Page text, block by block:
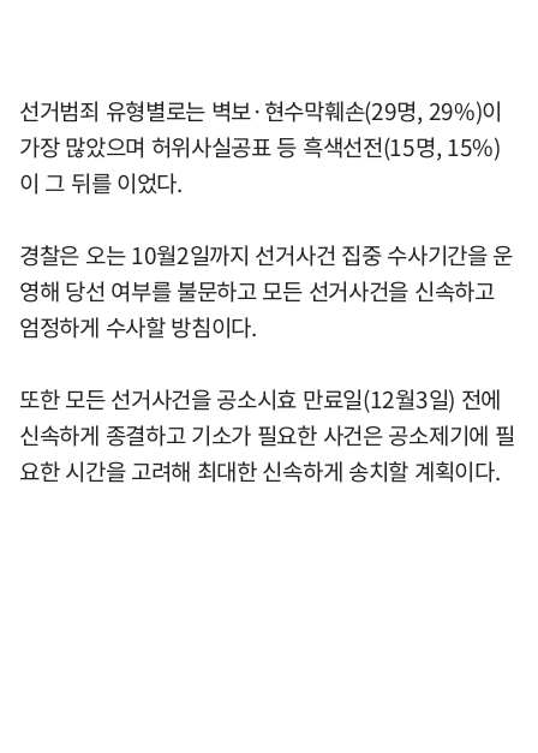
선거범죄 유형별로는 벽보·현수막훼손(29명, 29%)이
가장 많았으며 허위사실공표 등 흑색선전(15명, 15%)
이 그 뒤를 이었다.
경찰은 오는 10월2일까지 선거사건 집중 수사기간을 운
영해 당선 여부를 불문하고 모든 선거사건을 신속하고
엄정하게 수사할 방침이다.
또한 모든 선거사건을 공소시효 만료일(12월3일) 전에
신속하게 종결하고 기소가 필요한 사건은 공소제기에 필
요한 시간을 고려해 최대한 신속하게 송치할 계획이다.